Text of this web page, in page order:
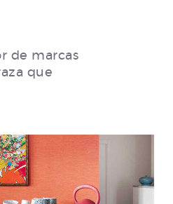
de marcas
que